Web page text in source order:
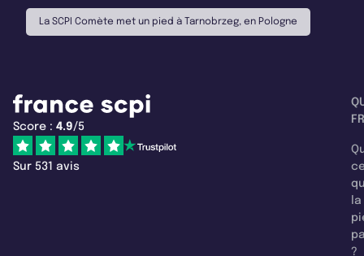
La SCPI Comète met un pied à Tarnobrzeg, en Pologne
Score : 4.9/5
Sur 531 avis
la
?